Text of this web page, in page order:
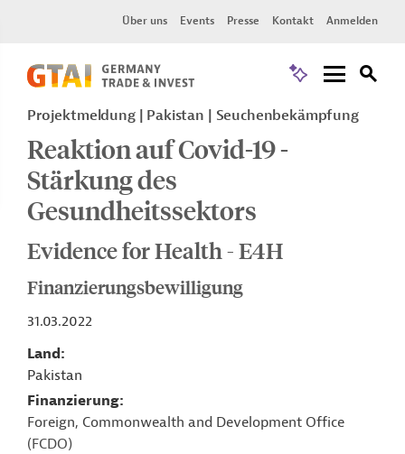
Über uns Events Presse Kontakt Anmelden
Projektmeldung Pakistan Seuchenbekämpfung
Reaktion auf Covid-19 -
Stärkung des
Gesundheitssektors
Evidence for Health - E4H
Finanzierungsbewilligung
31.03.2022
Land
Pakistan
Finanzierung
Foreign, Commonwealth and Development Office
(FCDO)